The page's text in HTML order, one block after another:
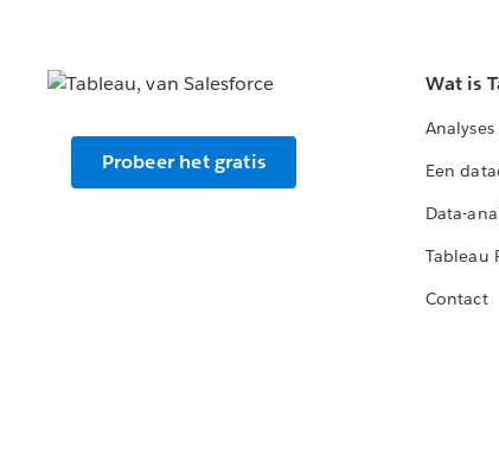
Probeer het gratis
Wat is
Een
Data-
Tableau
Contact